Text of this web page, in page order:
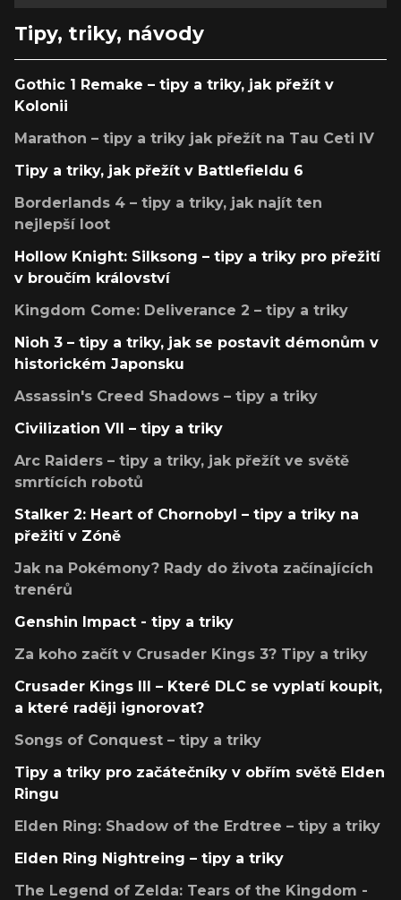
Tipy, triky, návody
Gothic 1 Remake – tipy a triky, jak přežít v
Kolonii
Marathon – tipy a triky jak přežít na Tau Ceti IV
Tipy a triky, jak přežít v Battlefieldu 6
Borderlands 4 – tipy a triky, jak najít ten
nejlepší loot
Hollow Knight: Silksong – tipy a triky pro přežití
v broučím království
Kingdom Come: Deliverance 2 – tipy a triky
Nioh 3 – tipy a triky, jak se postavit démonům v
historickém Japonsku
Assassin's Creed Shadows – tipy a triky
Civilization VII – tipy a triky
Arc Raiders – tipy a triky, jak přežít ve světě
smrtících robotů
Stalker 2: Heart of Chornobyl – tipy a triky na
přežití v Zóně
Jak na Pokémony? Rady do života začínajících
trenérů
Genshin Impact - tipy a triky
Za koho začít v Crusader Kings 3? Tipy a triky
Crusader Kings III – Které DLC se vyplatí koupit,
a které raději ignorovat?
Songs of Conquest – tipy a triky
Tipy a triky pro začátečníky v obřím světě Elden
Ringu
Elden Ring: Shadow of the Erdtree – tipy a triky
Elden Ring Nightreing – tipy a triky
The Legend of Zelda: Tears of the Kingdom -